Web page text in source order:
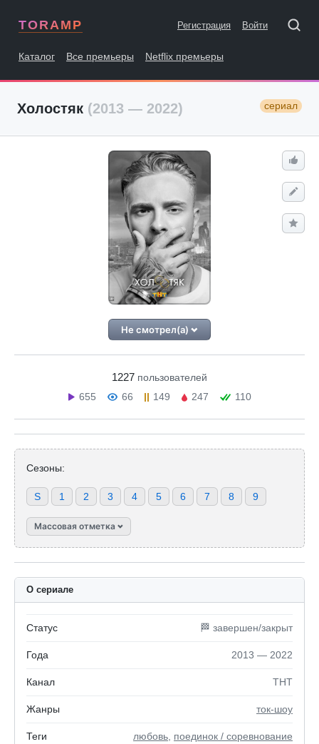
TORAMP Регистрация Войти
Каталог Все премьеры Netflix премьеры
Холостяк (2013 — 2022) сериал
Не смотрел(а)
1227 пользователей
655
66 149 247 110
Сезоны:
S 1 2 3 4 5 6 7 8 9
Массовая отметка
О сериале
Статус 🏁 завершен/закрыт
Года 2013 — 2022
Канал ТНТ
Жанры ток-шоу
Теги любовь поединок / соревнование